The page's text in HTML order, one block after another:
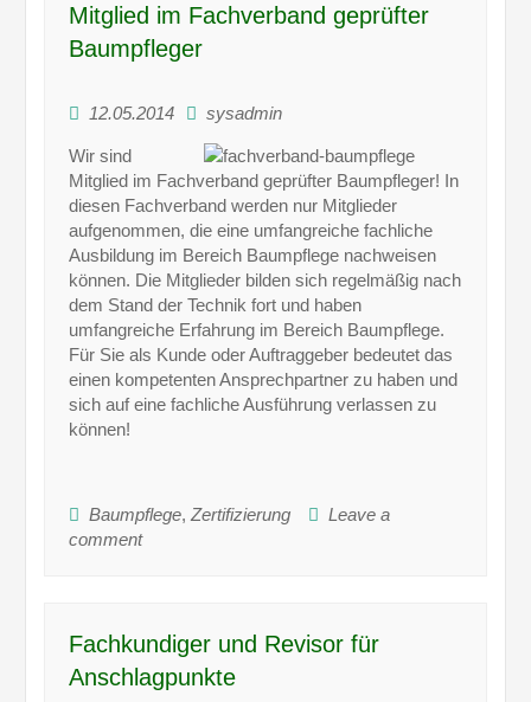
Mitglied im Fachverband geprüfter
Baumpfleger
12.05.2014 sysadmin
Wir sind
Mitglied im Fachverband geprüfter Baumpfleger! In
diesen Fachverband werden nur Mitglieder
aufgenommen, die eine umfangreiche fachliche
Ausbildung im Bereich Baumpflege nachweisen
können. Die Mitglieder bilden sich regelmäßig nach
dem Stand der Technik fort und haben
umfangreiche Erfahrung im Bereich Baumpflege.
Für Sie als Kunde oder Auftraggeber bedeutet das
einen kompetenten Ansprechpartner zu haben und
sich auf eine fachliche Ausführung verlassen zu
können!
Baumpflege,Zertifizierung
Leave a
comment
Fachkundiger und Revisor für
Anschlagpunkte